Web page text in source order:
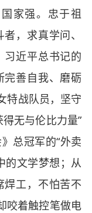
家强。忠于祖
，求真学问、
习近平总书记的
完善自我、磨砺
特战队员，坚守
无与伦比力量”
总冠军的“外卖
的文学梦想；从
焊工，不怕苦不
咬着触控笔做电